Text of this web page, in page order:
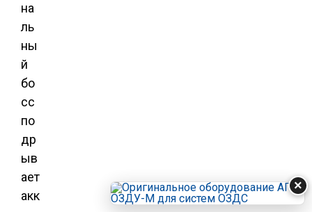
на
ль
ны
й
бо
сс
по
др
ыв
ает
акк
×